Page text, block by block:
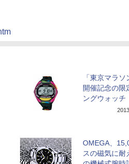
「東京マラソ
開催記念の限
ングウォッチ
OMEGA、
スの磁気に耐